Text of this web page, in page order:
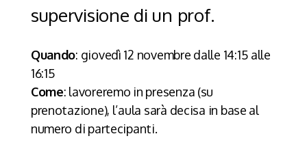
supervisione di un prof.
Quando: giovedì 12 novembre dalle 14:15 alle
16:15
Come: lavoreremo in presenza (su
prenotazione), l’aula sarà decisa in base al
numero di partecipanti.